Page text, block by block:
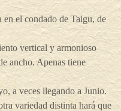
el condado de Taigu, de
vertical y armonioso
ancho. Apenas tiene
a veces llegando a Junio.
variedad distinta hará que